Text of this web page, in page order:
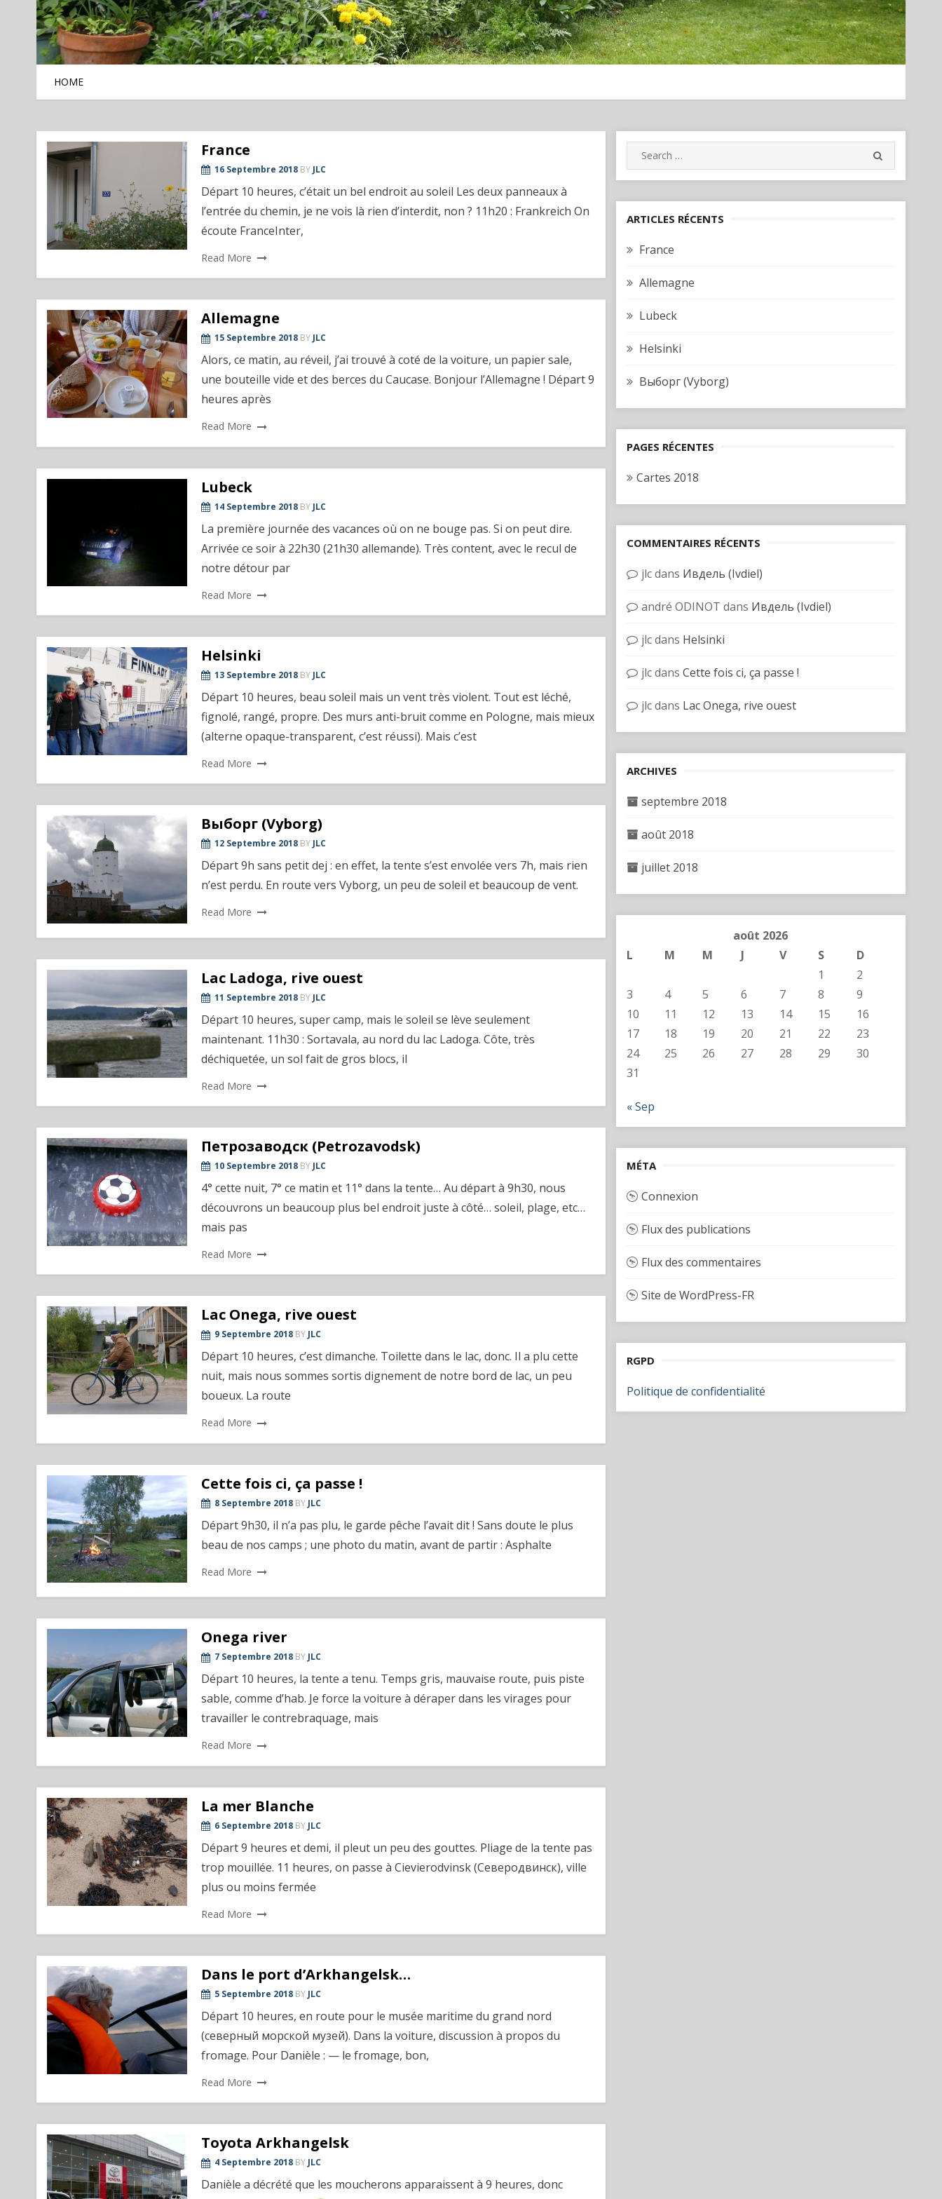
HOME
France
16 Septembre 2018 BY JLC
Départ 10 heures, c’était un bel endroit au soleil Les deux panneaux à
l’entrée du chemin, je ne vois là rien d’interdit, non ? 11h20 : Frankreich On
écoute FranceInter,
Read More
Allemagne
15 Septembre 2018 BY JLC
Alors, ce matin, au réveil, j’ai trouvé à coté de la voiture, un papier sale,
une bouteille vide et des berces du Caucase. Bonjour l’Allemagne ! Départ 9
heures après
Read More
Lubeck
14 Septembre 2018 BY JLC
La première journée des vacances où on ne bouge pas. Si on peut dire.
Arrivée ce soir à 22h30 (21h30 allemande). Très content, avec le recul de
notre détour par
Read More
Helsinki
13 Septembre 2018 BY JLC
Départ 10 heures, beau soleil mais un vent très violent. Tout est léché,
fignolé, rangé, propre. Des murs anti-bruit comme en Pologne, mais mieux
(alterne opaque-transparent, c’est réussi). Mais c’est
Read More
Выборг (Vyborg)
12 Septembre 2018 BY JLC
Départ 9h sans petit dej : en effet, la tente s’est envolée vers 7h, mais rien
n’est perdu. En route vers Vyborg, un peu de soleil et beaucoup de vent.
Read More
Lac Ladoga, rive ouest
11 Septembre 2018 BY JLC
Départ 10 heures, super camp, mais le soleil se lève seulement
maintenant. 11h30 : Sortavala, au nord du lac Ladoga. Côte, très
déchiquetée, un sol fait de gros blocs, il
Read More
Петрозаводск (Petrozavodsk)
10 Septembre 2018 BY JLC
4° cette nuit, 7° ce matin et 11° dans la tente… Au départ à 9h30, nous
découvrons un beaucoup plus bel endroit juste à côté… soleil, plage, etc…
mais pas
Read More
Lac Onega, rive ouest
9 Septembre 2018 BY JLC
Départ 10 heures, c’est dimanche. Toilette dans le lac, donc. Il a plu cette
nuit, mais nous sommes sortis dignement de notre bord de lac, un peu
boueux. La route
Read More
Cette fois ci, ça passe !
8 Septembre 2018 BY JLC
Départ 9h30, il n’a pas plu, le garde pêche l’avait dit ! Sans doute le plus
beau de nos camps ; une photo du matin, avant de partir : Asphalte
Read More
Onega river
7 Septembre 2018 BYJLC
Départ 10 heures, la tente a tenu. Temps gris, mauvaise route, puis piste
sable, comme d’hab. Je force la voiture à déraper dans les virages pour
travailler le contrebraquage, mais
Read More
La mer Blanche
6 Septembre 2018 BY JLC
Départ 9 heures et demi, il pleut un peu des gouttes. Pliage de la tente pas
trop mouillée. 11 heures, on passe à Cievierodvinsk (Северодвинск), ville
plus ou moins fermée
Read More
Dans le port d’Arkhangelsk…
5 Septembre 2018 BY JLC
Départ 10 heures, en route pour le musée maritime du grand nord
(северный морской музей). Dans la voiture, discussion à propos du
fromage. Pour Danièle : — le fromage, bon,
Read More
Toyota Arkhangelsk
4 Septembre 2018 BY JLC
Danièle a décrété que les moucherons apparaissent à 9 heures, donc
Search
for:
ARTICLES RÉCENTS
France
Allemagne
Lubeck
Helsinki
Выборг (Vyborg)
PAGES RÉCENTES
Cartes 2018
COMMENTAIRES RÉCENTS
jlcdans Ивдель (Ivdiel)
andré ODINOT dans Ивдель (Ivdiel)
jlcdans Helsinki
jlcdans Cette fois ci, ça passe !
jlcdans Lac Onega, rive ouest
ARCHIVES
septembre 2018
août 2018
juillet 2018
août 2026
L
M M J V S
D
1
2
3
4 5 6 7 8
9
10
11 12 13 14 15
16
17
18 19 20 21 22
23
24
25 26 27 28 29
30
31
« Sep
MÉTA
Connexion
Flux des publications
Flux des commentaires
Site de WordPress-FR
RGPD
Politique de confidentialité